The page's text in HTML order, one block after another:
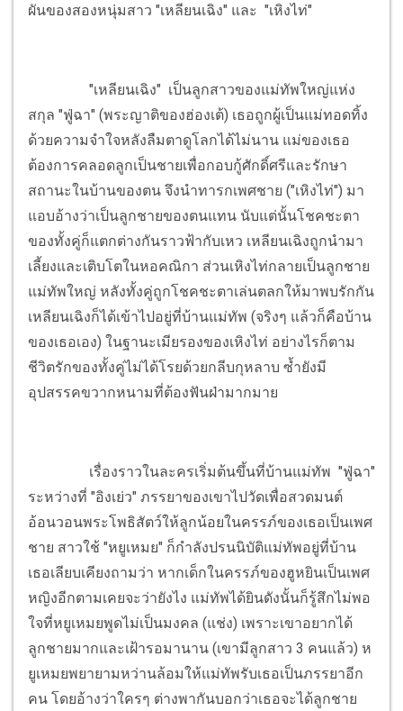
ผันของสองหนุ่มสาว "เหลียนเฉิง" และ "เหิงไท่"
"เหลียนเฉิง" เป็นลูกสาวของแม่ทัพใหญ่แห่ง
สกุล "ฟู่ฉา" (พระญาติของฮ่องเต้) เธอถูกผู้เป็นแม่ทอดทิ้ง
ด้วยความจำใจหลังลืมตาดูโลกได้ไม่นาน แม่ของเธอ
ต้องการคลอดลูกเป็นชายเพื่อกอบกู้ศักดิ์ศรีและรักษา
สถานะในบ้านของตน จึงนำทารกเพศชาย ("เหิงไท่") มา
แอบอ้างว่าเป็นลูกชายของตนแทน นับแต่นั้นโชคชะตา
ของทั้งคู่ก็แตกต่างกันราวฟ้ากับเหว เหลียนเฉิงถูกนำมา
เลี้ยงและเติบโตในหอคณิกา ส่วนเหิงไท่กลายเป็นลูกชาย
แม่ทัพใหญ่ หลังทั้งคู่ถูกโชคชะตาเล่นตลกให้มาพบรักกัน
เหลียนเฉิงก็ได้เข้าไปอยู่ที่บ้านแม่ทัพ (จริงๆ แล้วก็คือบ้าน
ของเธอเอง) ในฐานะเมียรองของเหิงไท่ อย่างไรก็ตาม
ชีวิตรักของทั้งคู่ไม่ได้โรยด้วยกลีบกุหลาบ ซ้ำยังมี
อุปสรรคขวากหนามที่ต้องฟันฝ่ามากมาย
เรื่องราวในละครเริ่มต้นขึ้นที่บ้านแม่ทัพ "ฟู่ฉา"
ระหว่างที่ "อิงเย่ว" ภรรยาของเขาไปวัดเพื่อสวดมนต์
อ้อนวอนพระโพธิสัตว์ให้ลูกน้อยในครรภ์ของเธอเป็นเพศ
ชาย สาวใช้ "หยูเหมย" ก็กำลังปรนนิบัติแม่ทัพอยู่ที่บ้าน
เธอเลียบเคียงถามว่า หากเด็กในครรภ์ของฮูหยินเป็นเพศ
หญิงอีกตามเคยจะว่ายังไง แม่ทัพได้ยินดังนั้นก็รู้สึกไม่พอ
ใจที่หยูเหมยพูดไม่เป็นมงคล (แช่ง) เพราะเขาอยากได้
ลูกชายมากและเฝ้ารอมานาน (เขามีลูกสาว 3 คนแล้ว) ห
ยูเหมยพยายามหว่านล้อมให้แม่ทัพรับเธอเป็นภรรยาอีก
คน โดยอ้างว่าใครๆ ต่างพากันบอกว่าเธอจะได้ลูกชาย